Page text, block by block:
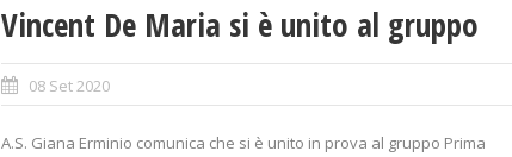
Vincent De Maria si è unito al gruppo
08 Set 2020
A.S. Giana Erminio comunica che si è unito in prova al gruppo Prima